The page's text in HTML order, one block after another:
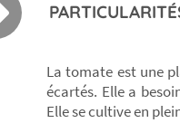
La tomate est une
écartés. Elle a
Elle se cultive en